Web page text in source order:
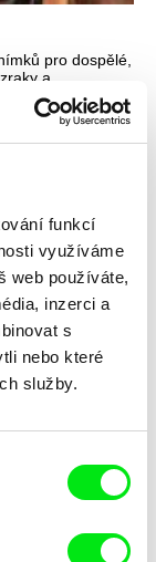
funkcí
využíváme
web používáte,
inzerci a
s
nebo které
služby.
pro dospělé,
a